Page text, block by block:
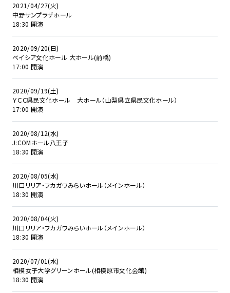
2021/04/27(火)
中野サンプラザホール
18:30 開演
2020/09/20(日)
ベイシア文化ホール 大ホール(前橋)
17:00 開演
2020/09/19(土)
ＹＣＣ県民文化ホール 大ホール（山梨県立県民文化ホール）
17:00 開演
2020/08/12(水)
J:COMホール八王子
18:30 開演
2020/08/05(水)
川口リリア・フカガワみらいホール（メインホール）
18:30 開演
2020/08/04(火)
川口リリア・フカガワみらいホール（メインホール）
18:30 開演
2020/07/01(水)
相模女子大学グリーンホール(相模原市文化会館)
18:30 開演